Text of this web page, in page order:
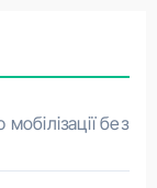
без